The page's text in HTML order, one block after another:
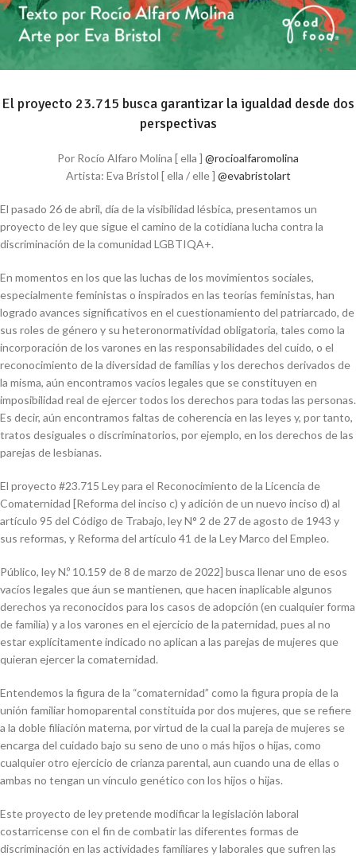
El proyecto 23.715 busca garantizar la igualdad desde dos
perspectivas
Por Rocío Alfaro Molina [ ella ] @rocioalfaromolina
Artista: Eva Bristol [ ella / elle ] @evabristolart
El pasado 26 de abril, día de la visibilidad lésbica, presentamos un
proyecto de ley que sigue el camino de la cotidiana lucha contra la
discriminación de la comunidad LGBTIQA+.
En momentos en los que las luchas de los movimientos sociales,
especialmente feministas o inspirados en las teorías feministas, han
logrado avances significativos en el cuestionamiento del patriarcado, de
sus roles de género y su heteronormatividad obligatoria, tales como la
incorporación de los varones en las responsabilidades del cuido, o el
reconocimiento de la diversidad de familias y los derechos derivados de
la misma, aún encontramos vacíos legales que se constituyen en
imposibilidad real de ejercer todos los derechos para todas las personas.
Es decir, aún encontramos faltas de coherencia en las leyes y, por tanto,
tratos desiguales o discriminatorios, por ejemplo, en los derechos de las
parejas de lesbianas.
El proyecto #23.715 Ley para el Reconocimiento de la Licencia de
Comaternidad [Reforma del inciso c) y adición de un nuevo inciso d) al
artículo 95 del Código de Trabajo, ley N° 2 de 27 de agosto de 1943 y
sus reformas, y Reforma del artículo 41 de la Ley Marco del Empleo.
Público, ley N.º 10.159 de 8 de marzo de 2022] busca llenar uno de esos
vacíos legales que áun se mantienen, que hacen inaplicable algunos
derechos ya reconocidos para los casos de adopción (en cualquier forma
de familia) y a los varones en el ejercicio de la paternidad, pues al no
estar explícitamente indicado no aplican a las parejas de mujeres que
quieran ejercer la comaternidad.
Entendemos la figura de la “comaternidad” como la figura propia de la
unión familiar homoparental constituida por dos mujeres, que se refiere
a la doble filiación materna, por virtud de la cual la pareja de mujeres se
encarga del cuidado bajo su seno de uno o más hijos o hijas, como
cualquier otro ejercicio de crianza parental, aun cuando una de ellas o
ambas no tengan un vínculo genético con los hijos o hijas.
Este proyecto de ley pretende modificar la legislación laboral
costarricense con el fin de combatir las diferentes formas de
discriminación en las actividades familiares y laborales que sufren las